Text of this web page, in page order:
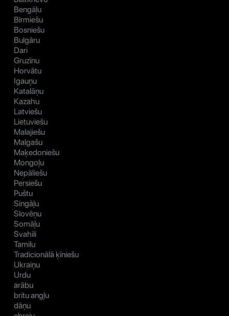
Bengāļu
Birmiešu
Bosniešu
Bulgāru
Dari
Gruzīnu
Horvātu
Igauņu
Katalāņu
Kazahu
Latviešu
Lietuviešu
Malajiešu
Malgašu
Maķedoniešu
Mongoļu
Nepāliešu
Persiešu
Puštu
Singāļu
Slovēņu
Somāļu
Svahili
Tamilu
Tradicionālā ķīniešu
Ukraiņu
Urdu
arābu
britu angļu
dāņu